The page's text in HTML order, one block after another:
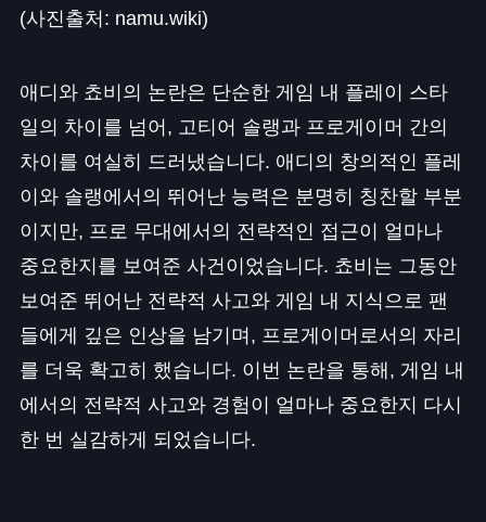
(사진출처: namu.wiki)
애디와 쵸비의 논란은 단순한 게임 내 플레이 스타
일의 차이를 넘어, 고티어 솔랭과 프로게이머 간의
차이를 여실히 드러냈습니다. 애디의 창의적인 플레
이와 솔랭에서의 뛰어난 능력은 분명히 칭찬할 부분
이지만, 프로 무대에서의 전략적인 접근이 얼마나
중요한지를 보여준 사건이었습니다. 쵸비는 그동안
보여준 뛰어난 전략적 사고와 게임 내 지식으로 팬
들에게 깊은 인상을 남기며, 프로게이머로서의 자리
를 더욱 확고히 했습니다. 이번 논란을 통해, 게임 내
에서의 전략적 사고와 경험이 얼마나 중요한지 다시
한 번 실감하게 되었습니다.